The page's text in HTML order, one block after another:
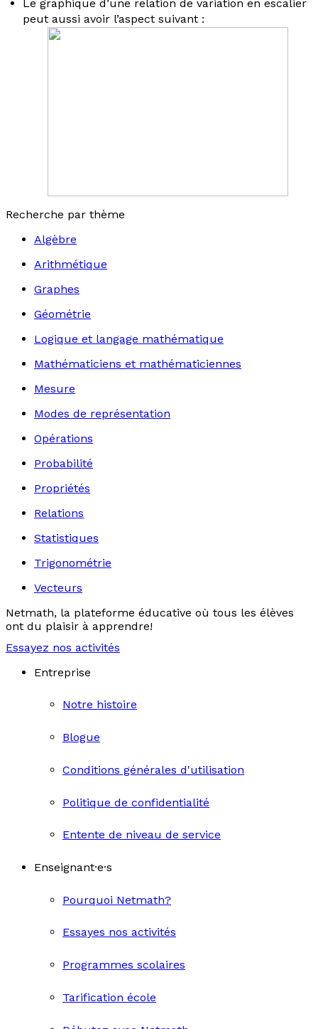
Le graphique d’une relation de variation en escalier
peut aussi avoir l’aspect suivant :
Recherche par thème
Algèbre
Arithmétique
Graphes
Géométrie
Logique et langage mathématique
Mathématiciens et mathématiciennes
Mesure
Modes de représentation
Opérations
Probabilité
Propriétés
Relations
Statistiques
Trigonométrie
Vecteurs
Netmath, la plateforme éducative où tous les élèves
ont du plaisir à apprendre!
Essayez nos activités
Entreprise
Notre histoire
Blogue
Conditions générales d'utilisation
Politique de confidentialité
Entente de niveau de service
Enseignant·e·s
Pourquoi Netmath?
Essayes nos activités
Programmes scolaires
Tarification école